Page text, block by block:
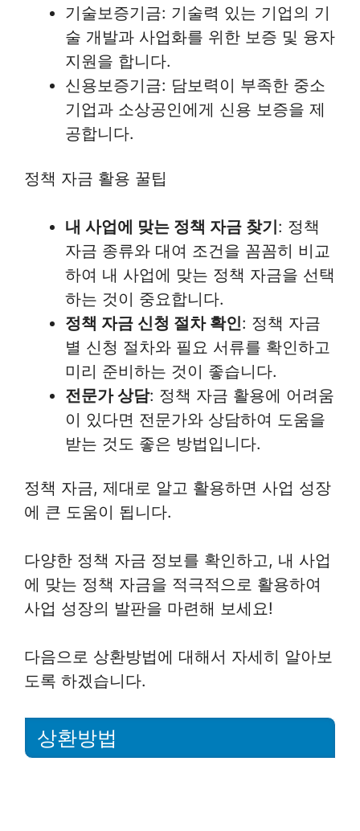
기술보증기금: 기술력 있는 기업의 기
술 개발과 사업화를 위한 보증 및 융자
지원을 합니다.
신용보증기금: 담보력이 부족한 중소
기업과 소상공인에게 신용 보증을 제
공합니다.
정책 자금 활용 꿀팁
내 사업에 맞는 정책 자금 찾기: 정책
자금 종류와 대여 조건을 꼼꼼히 비교
하여 내 사업에 맞는 정책 자금을 선택
하는 것이 중요합니다.
정책 자금 신청 절차 확인: 정책 자금
별 신청 절차와 필요 서류를 확인하고
미리 준비하는 것이 좋습니다.
전문가 상담: 정책 자금 활용에 어려움
이 있다면 전문가와 상담하여 도움을
받는 것도 좋은 방법입니다.
정책 자금, 제대로 알고 활용하면 사업 성장
에 큰 도움이 됩니다.
다양한 정책 자금 정보를 확인하고, 내 사업
에 맞는 정책 자금을 적극적으로 활용하여
사업 성장의 발판을 마련해 보세요!
다음으로 상환방법에 대해서 자세히 알아보
도록 하겠습니다.
상환방법